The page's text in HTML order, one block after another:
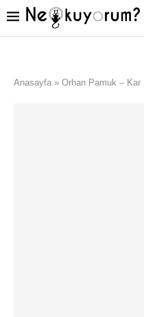
Anasayfa » Orhan Pamuk – Kar